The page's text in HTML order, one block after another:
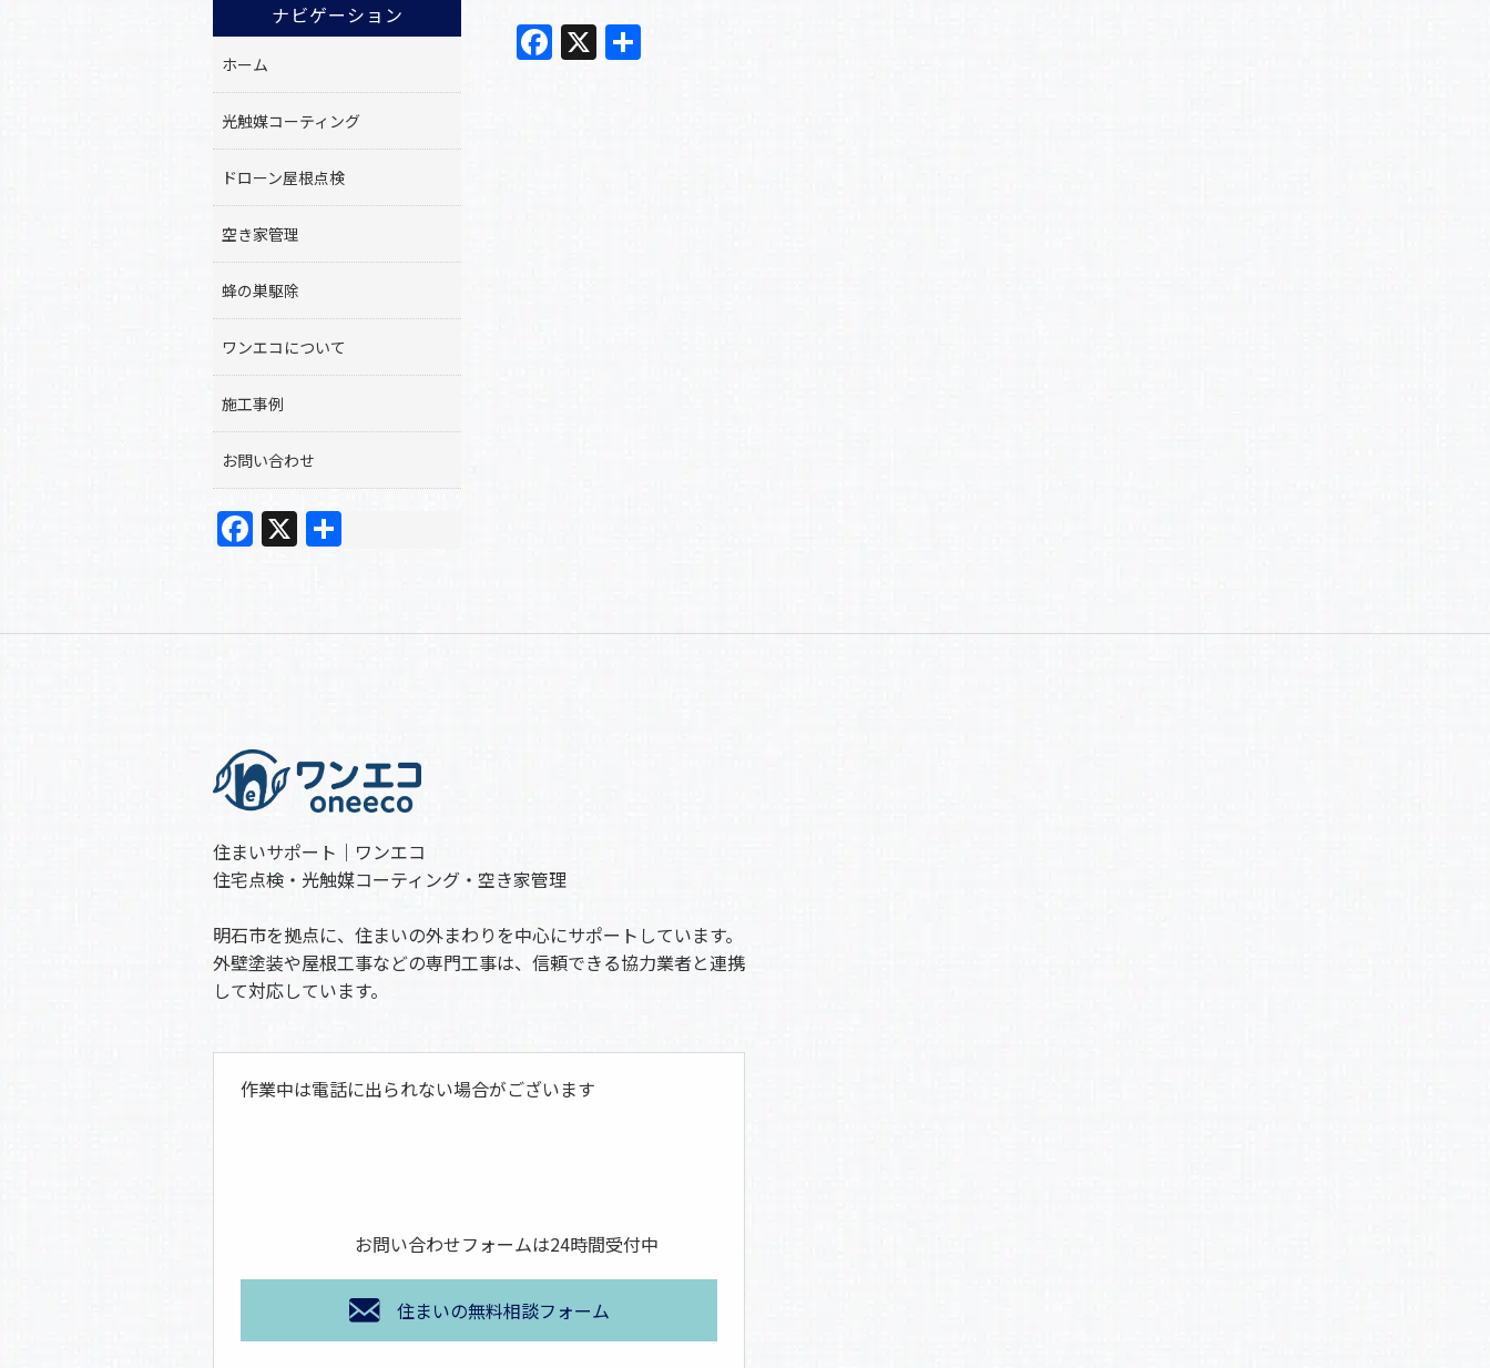
F X
ナビゲーション
ホーム
光触媒コーティング
ドローン屋根点検
空き家管理
蜂の巣駆除
ワンエコについて
施工事例
お問い合わせ
F
e
o
k
X
住まいサポート｜ワンエコ
住宅点検・光触媒コーティング・空き家管理
明石市を拠点に、住まいの外まわりを中心にサポートしています。
外壁塗装や屋根工事などの専門工事は、信頼できる協力業者と連携
して対応しています。
作業中は電話に出られない場合がございます
お問い合わせフォームは24時間受付中
住まいの無料相談フォーム